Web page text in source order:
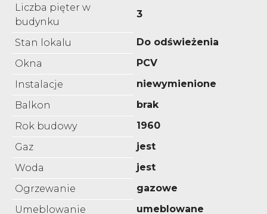
Liczba pięter w
budynku
3
Stan lokalu
Do odświeżenia
Okna
PCV
Instalacje
niewymienione
Balkon
brak
Rok budowy
1960
Gaz
jest
Woda
jest
Ogrzewanie
gazowe
Umeblowanie
umeblowane